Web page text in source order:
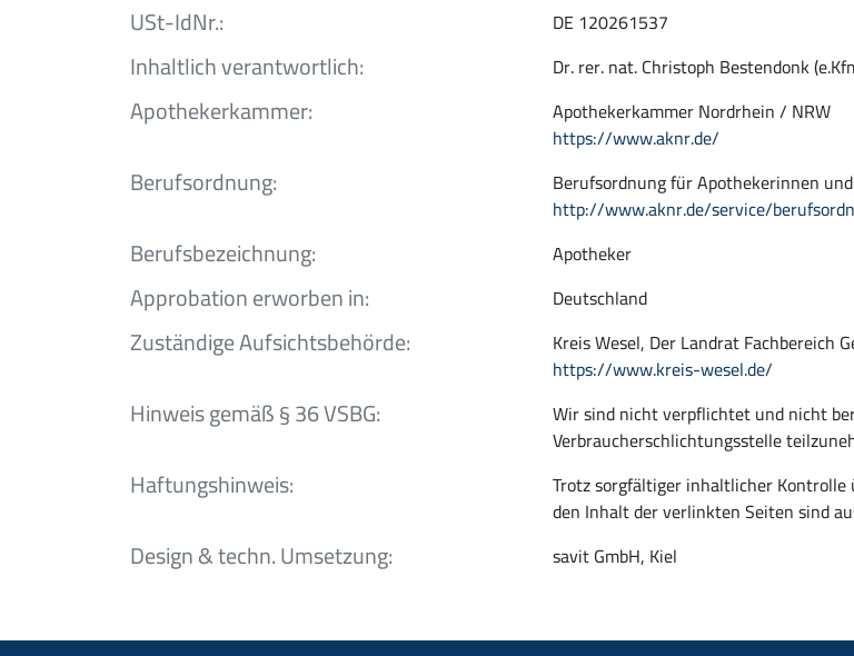
USt-IdNr.: DE 120261537
Inhaltlich verantwortlich: Dr. rer. nat. Christoph Bestendonk
Apotheker­kammer:
Apothekerkammer Nordrhein / NRW
https://www.aknr.de/
Berufsordnung:
Berufsordnung für Apothekerinnen
http://www.aknr.de/service/
Berufsbezeichnung: Apotheker
Approbation erworben in: Deutschland
Zuständige Aufsichtsbehörde:
Kreis Wesel, Der Landrat Fachbereich
https://www.kreis-wesel.de/
Hinweis gemäß § 36 VSBG:
Wir sind nicht verpflichtet und nicht
Verbraucherschlichtungsstelle
Haftungshinweis:
Trotz sorgfältiger inhaltlicher
den Inhalt der verlinkten Seiten sind
Design & techn. Umsetzung: savit GmbH, Kiel